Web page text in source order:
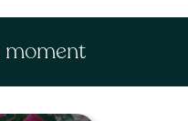
moment